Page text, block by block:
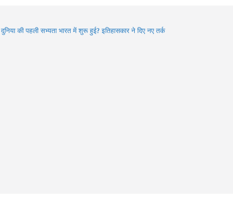
दुनिया की पहली सभ्यता भारत में शुरू हुई? इतिहासकार ने दिए नए तर्क